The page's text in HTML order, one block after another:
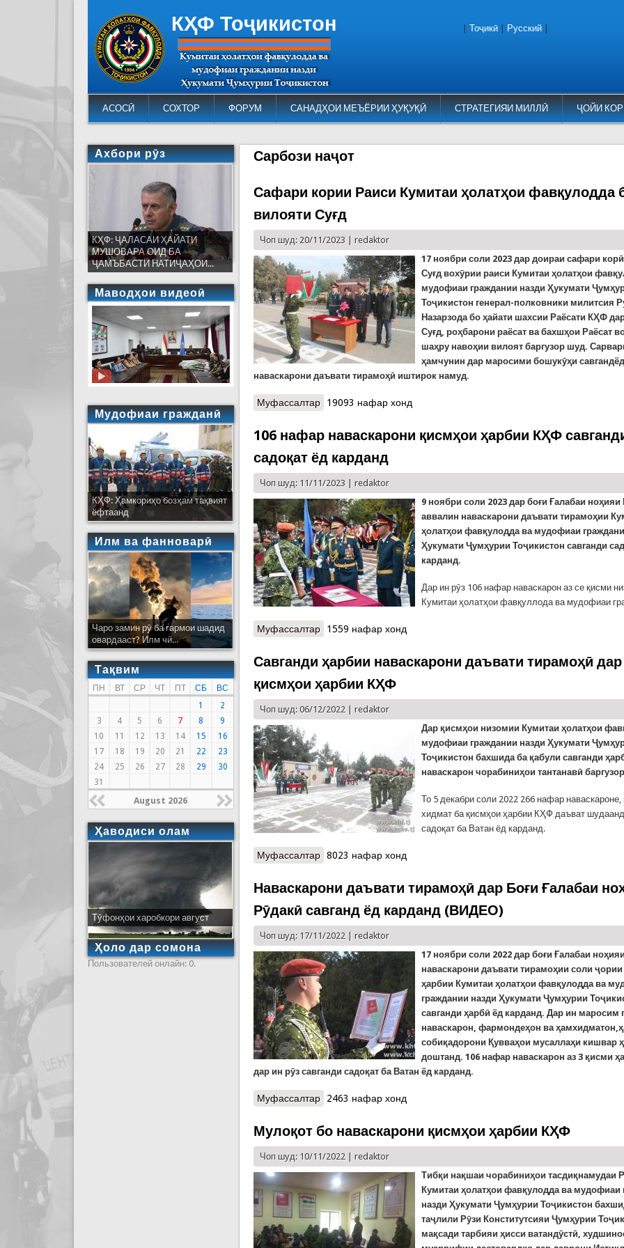
КҲФ Тоҷикистон
АСОСӢ СОХТОР ФОРУМ САНАДҲОИ МЕЪЁРИИ ҲУҚУҚӢ СТРАТЕГИЯИ МИЛЛӢ ҶОЙИ
Тоҷикӣ Русский
Сарбози наҷот
Сафари кории Раиси Кумитаи ҳолатҳои фавқулодда
вилояти Суғд
Чоп шуд: 20/11/2023 |redaktor
17 ноябри соли 2023 дар доираи сафари
Суғд вохӯрии раиси Кумитаи ҳолатҳои
мудофиаи граждании назди Ҳукумати
Тоҷикистон генерал-полковники милитсия
Назарзода бо ҳайати шахсии Раёсати КҲФ
Суғд, роҳбарони раёсат ва бахшҳои Раёсат
шаҳру навоҳии вилоят баргузор шуд.
ҳамчунин дар маросими бошукӯҳи
наваскарони даъвати тирамоҳӣ иштирок намуд.
Муфассалтар о Сафари кории Раиси Кумитаи ҳолатҳои фавқулодда ба вилояти
19093 нафар хонд
106 нафар наваскарони қисмҳои ҳарбии КҲФ
садоқат ёд карданд
Чоп шуд: 11/11/2023 |redaktor
9 ноябри соли 2023дар боғи Ғалабаи ноҳияи
аввалин наваскарони даъвати тирамоҳии
ҳолатҳои фавқулодда ва мудофиаи
Ҳукумати Ҷумҳурии Тоҷикистон савганди
карданд.
Дар ин рӯз 106 нафар наваскарон аз се қисми
Кумитаи ҳолатҳои фавқуллода ва мудофиаи
Муфассалтар о 106 нафар наваскарони қисмҳои ҳарбии КҲФ савганди садоқат
1559 нафар хонд
Савганди ҳарбии наваскарони даъвати тирамоҳӣ дар
қисмҳои ҳарбии КҲФ
Чоп шуд: 06/12/2022 |redaktor
Дар қисмҳои низомии Кумитаи ҳолатҳои
мудофиаи граждании назди Ҳукумати
Тоҷикистон бахшида ба қабули савганди
наваскарон чорабиниҳои тантанавӣ
То 5 декабри соли 2022 266 нафар наваскароне,
хидмат ба қисмҳои ҳарбии КҲФ даъват
садоқат ба Ватан ёд карданд.
Муфассалтар о Савганди ҳарбии наваскарони даъвати тирамоҳӣ дар қисмҳои
8023 нафар хонд
Наваскарони даъвати тирамоҳӣ дар Боғи Ғалабаи
Рӯдакӣ савганд ёд карданд (ВИДЕО)
Чоп шуд: 17/11/2022 |redaktor
17 ноябри соли 2022дар боғи Ғалабаи
наваскарони даъвати тирамоҳии соли
ҳарбии Кумитаи ҳолатҳои фавқулодда ва
граждании назди Ҳукумати Ҷумҳурии
савганди ҳарбӣ ёд карданд. Дар ин маросим
наваскарон, фармондеҳон ва
собиқадорони Қувваҳои мусаллаҳи кишвар
доштанд. 106 нафар наваскарон аз 3 қисми
дар ин рӯз савганди садоқат ба Ватан ёд карданд.
Муфассалтар о Наваскарони даъвати тирамоҳӣ дар Боғи Ғалабаи ноҳияи
2463 нафар хонд
Мулоқот бо наваскарони қисмҳои ҳарбии КҲФ
Чоп шуд: 10/11/2022 |redaktor
Тибқи нақшаи чорабиниҳои тасдиқнамудаи
Кумитаи ҳолатҳои фавқулодда ва мудофиаи
назди Ҳукумати Ҷумҳурии Тоҷикистон
таҷлили Рӯзи Конститутсияи Ҷумҳурии
мақсади тарбияи ҳисси ватандӯстӣ,
Ахбори рӯз
КҲФ: ҶАЛАСАИ ҲАЙАТИ
МУШОВАРА ОИД БА
ҶАМЪБАСТИ НАТИҶАҲОИ...
Маводҳои видеоӣ
Мудофиаи гражданӣ
КҲФ: Ҳамкориҳо бозҳам тақвият
ёфтаанд
Илм ва фанноварӣ
Чаро замин рӯ ба гармои шадид
овардааст? Илм чӣ...
Тақвим
ПН ВТ СР ЧТ ПТ СБ
ВС
1
2
3
4 5 6 7 8
9
10
11 12 13 14 15
16
17
18 19 20 21 22
23
24
25 26 27 28 29
30
31
August 2026
Ҳаводиси олам
Тӯфонҳои харобкори август
Ҳоло дар сомона
Пользователей онлайн: 0.